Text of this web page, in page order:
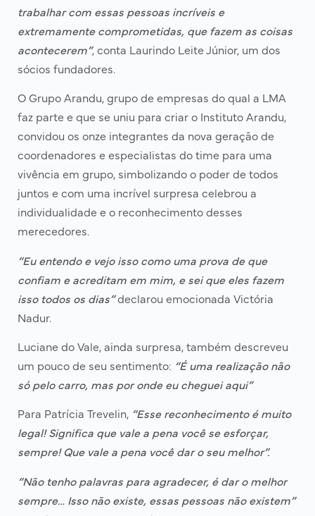
trabalhar com essas pessoas incríveis e
extremamente comprometidas, que fazem as coisas
acontecerem”, conta Laurindo Leite Júnior, um dos
sócios fundadores.
O Grupo Arandu, grupo de empresas do qual a LMA
faz parte e que se uniu para criar o Instituto Arandu,
convidou os onze integrantes da nova geração de
coordenadores e especialistas do time para uma
vivência em grupo, simbolizando o poder de todos
juntos e com uma incrível surpresa celebrou a
individualidade e o reconhecimento desses
merecedores.
“Eu entendo e vejo isso como uma prova de que
confiam e acreditam em mim, e sei que eles fazem
isso todos os dias” declarou emocionada Victória
Nadur.
Luciane do Vale, ainda surpresa, também descreveu
um pouco de seu sentimento: “É uma realização não
só pelo carro, mas por onde eu cheguei aqui”
Para Patrícia Trevelin, “Esse reconhecimento é muito
legal! Significa que vale a pena você se esforçar,
sempre! Que vale a pena você dar o seu melhor”.
“Não tenho palavras para agradecer, é dar o melhor
sempre… Isso não existe, essas pessoas não existem”